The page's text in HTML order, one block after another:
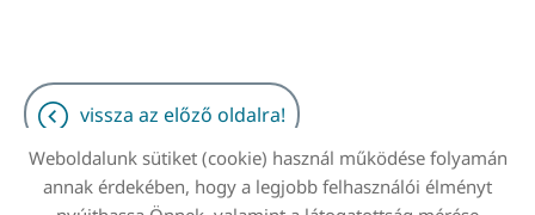
vissza az előző oldalra!
Weboldalunk sütiket (cookie) használ működése folyamán
annak érdekében, hogy a legjobb felhasználói élményt